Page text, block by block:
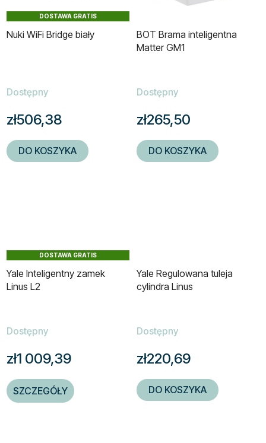
DOSTAWA GRATIS
Nuki WiFi Bridge biały
Dostępny
zł506,38
DO KOSZYKA
BOT Brama inteligentna
Matter GM1
Dostępny
zł265,50
DO KOSZYKA
DOSTAWA GRATIS
Yale Inteligentny zamek
Linus L2
Dostępny
zł1 009,39
SZCZEGÓŁY
Yale Regulowana tuleja
cylindra Linus
Dostępny
zł220,69
DO KOSZYKA